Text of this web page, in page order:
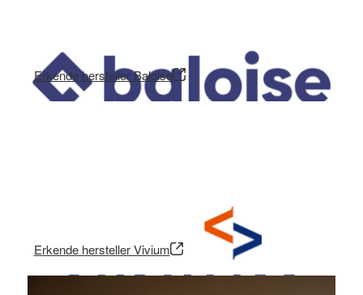
Erkende hersteller Baloise
Erkende hersteller Vivium